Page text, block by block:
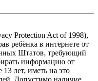
Protection Act of 1998),
ребёнка в интернете от
Штатов, требующий
информацию от
лет, иметь на это
Допустимо наличие